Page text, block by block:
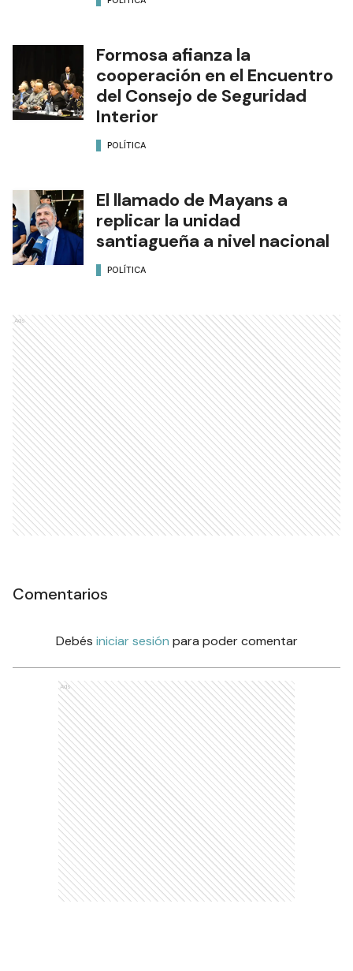
Formosa afianza la
cooperación en el Encuentro
del Consejo de Seguridad
Interior
POLÍTICA
El llamado de Mayans a
replicar la unidad
santiagueña a nivel nacional
POLÍTICA
Ads
Comentarios
Debés iniciar sesión para poder comentar
Ads